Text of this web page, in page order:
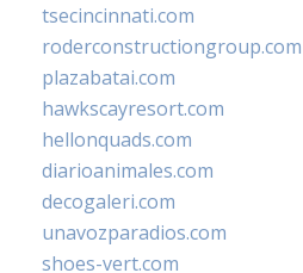
tsecincinnati.com
roderconstructiongroup.com
plazabatai.com
hawkscayresort.com
hellonquads.com
diarioanimales.com
decogaleri.com
unavozparadios.com
shoes-vert.com